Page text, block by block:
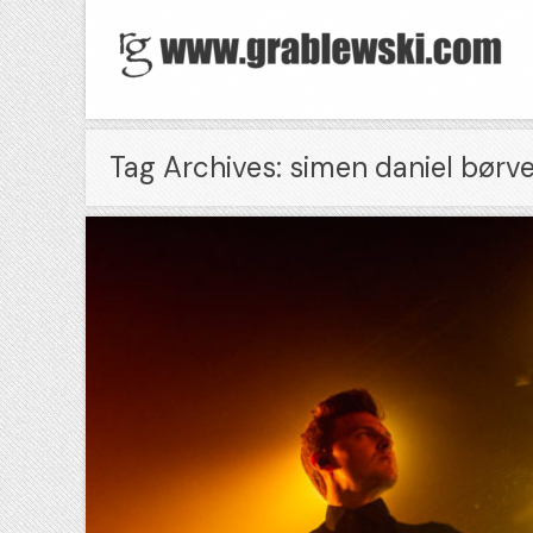
Tag Archives: simen daniel